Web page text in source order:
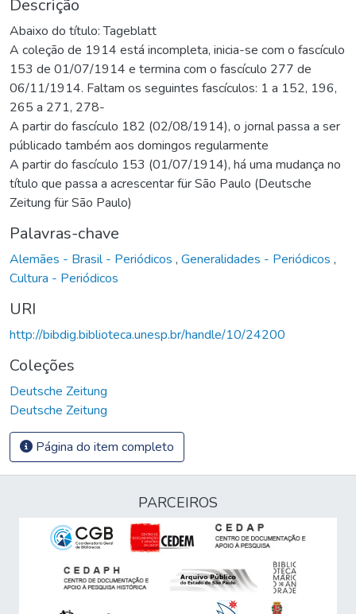
Descrição
Abaixo do título: Tageblatt
A coleção de 1914 está incompleta, inicia-se com o fascículo
153 de 01/07/1914 e termina com o fascículo 277 de
06/11/1914. Faltam os seguintes fascículos: 1 a 152, 196,
265 a 271, 278-
A partir do fascículo 182 (02/08/1914), o jornal passa a ser
públicado também aos domingos regularmente
A partir do fascículo 153 (01/07/1914), há uma mudança no
título que passa a acrescentar für São Paulo (Deutsche
Zeitung für São Paulo)
Palavras-chave
Alemães - Brasil - Periódicos , Generalidades - Periódicos ,
Cultura - Periódicos
URI
http://bibdig.biblioteca.unesp.br/handle/10/24200
Coleções
Deutsche Zeitung
Deutsche Zeitung
Página do item completo
PARCEIROS